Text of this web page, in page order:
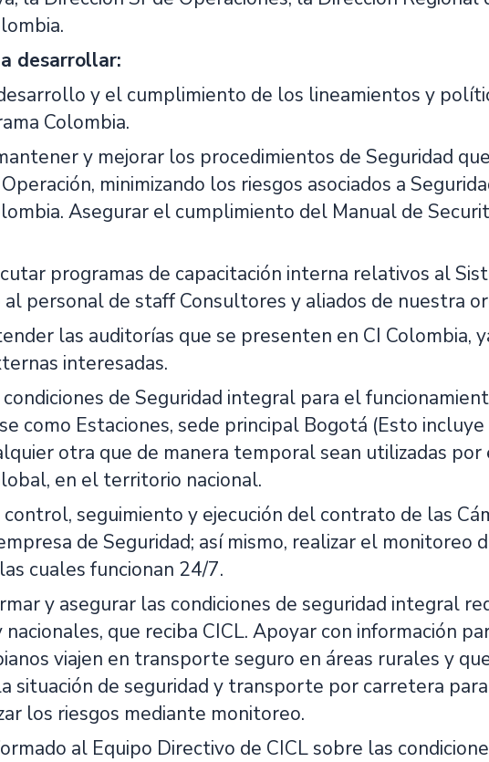
desarrollar:
y el cumplimiento de los lineamientos y
Colombia.
y mejorar los procedimientos de Seguridad
minimizando los riesgos asociados a
Asegurar el cumplimiento del Manual de
programas de capacitación interna relativos al
al personal de staff Consultores y aliados de nuestra
las auditorías que se presenten en CI Colombia,
interesadas.
de Seguridad integral para el
como Estaciones, sede principal Bogotá (Esto
otra que de manera temporal sean utilizadas
en el territorio nacional.
seguimiento y ejecución del contrato de las
de Seguridad; así mismo, realizar el
cuales funcionan 24/7.
y asegurar las condiciones de seguridad integral
que reciba CICL. Apoyar con información
viajen en transporte seguro en áreas rurales y
situación de seguridad y transporte por carretera
los riesgos mediante monitoreo.
al Equipo Directivo de CICL sobre las